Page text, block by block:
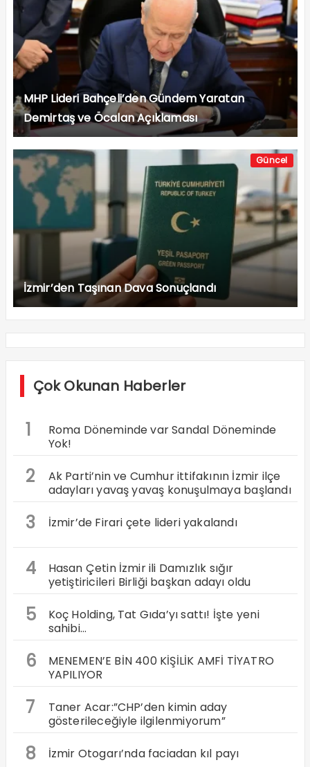
MHP Lideri Bahçeli’den Gündem Yaratan
Demirtaş ve Öcalan Açıklaması
Güncel
İzmir’den Taşınan Dava Sonuçlandı
Çok Okunan Haberler
1
Roma Döneminde var Sandal Döneminde
Yok!
2
Ak Parti’nin ve Cumhur ittifakının İzmir ilçe
adayları yavaş yavaş konuşulmaya başlandı
3 İzmir’de Firari çete lideri yakalandı
4
Hasan Çetin İzmir ili Damızlık sığır
yetiştiricileri Birliği başkan adayı oldu
5
Koç Holding, Tat Gıda’yı sattı! İşte yeni
sahibi…
6
MENEMEN’E BİN 400 KİŞİLİK AMFİ TİYATRO
YAPILIYOR
7
Taner Acar:”CHP’den kimin aday
gösterileceğiyle ilgilenmiyorum”
8 İzmir Otogarı’nda faciadan kıl payı